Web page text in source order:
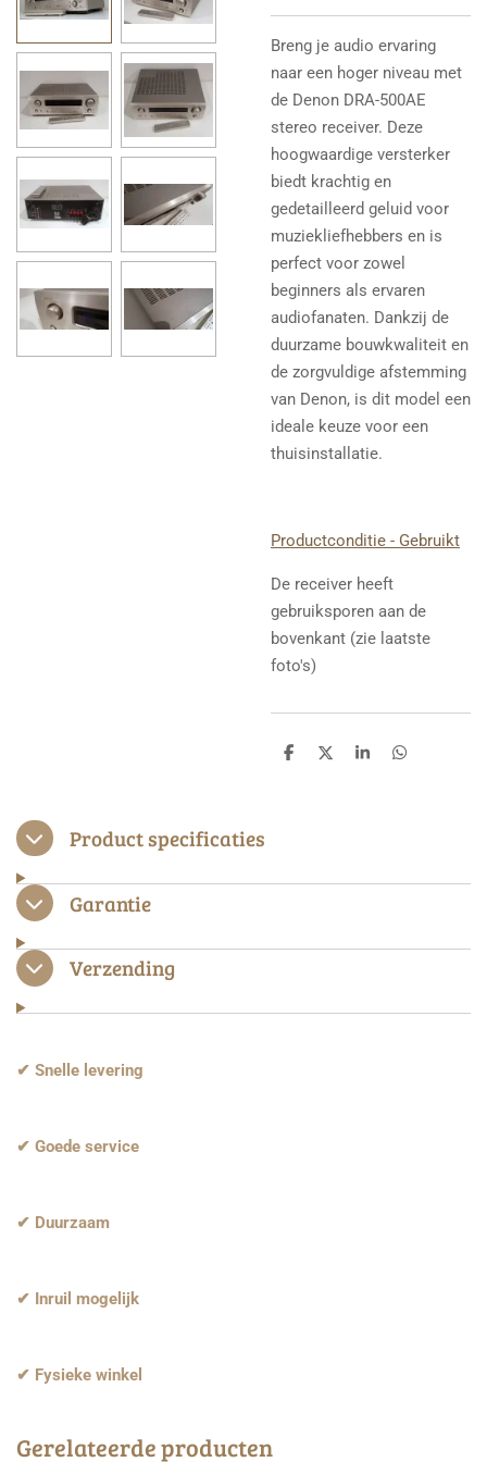
Breng je audio ervaring
naar een hoger niveau met
de Denon DRA-500AE
stereo receiver. Deze
hoogwaardige versterker
biedt krachtig en
gedetailleerd geluid voor
muziekliefhebbers en is
perfect voor zowel
beginners als ervaren
audiofanaten. Dankzij de
duurzame bouwkwaliteit en
de zorgvuldige afstemming
van Denon, is dit model een
ideale keuze voor een
thuisinstallatie.
Productconditie - Gebruikt
De receiver heeft
gebruiksporen aan de
bovenkant (zie laatste
foto's)
D
D
S
D
Product specificaties
Garantie
Verzending
✔ Snelle levering
✔ Goede service
✔ Duurzaam
✔ Inruil mogelijk
✔ Fysieke winkel
Gerelateerde producten